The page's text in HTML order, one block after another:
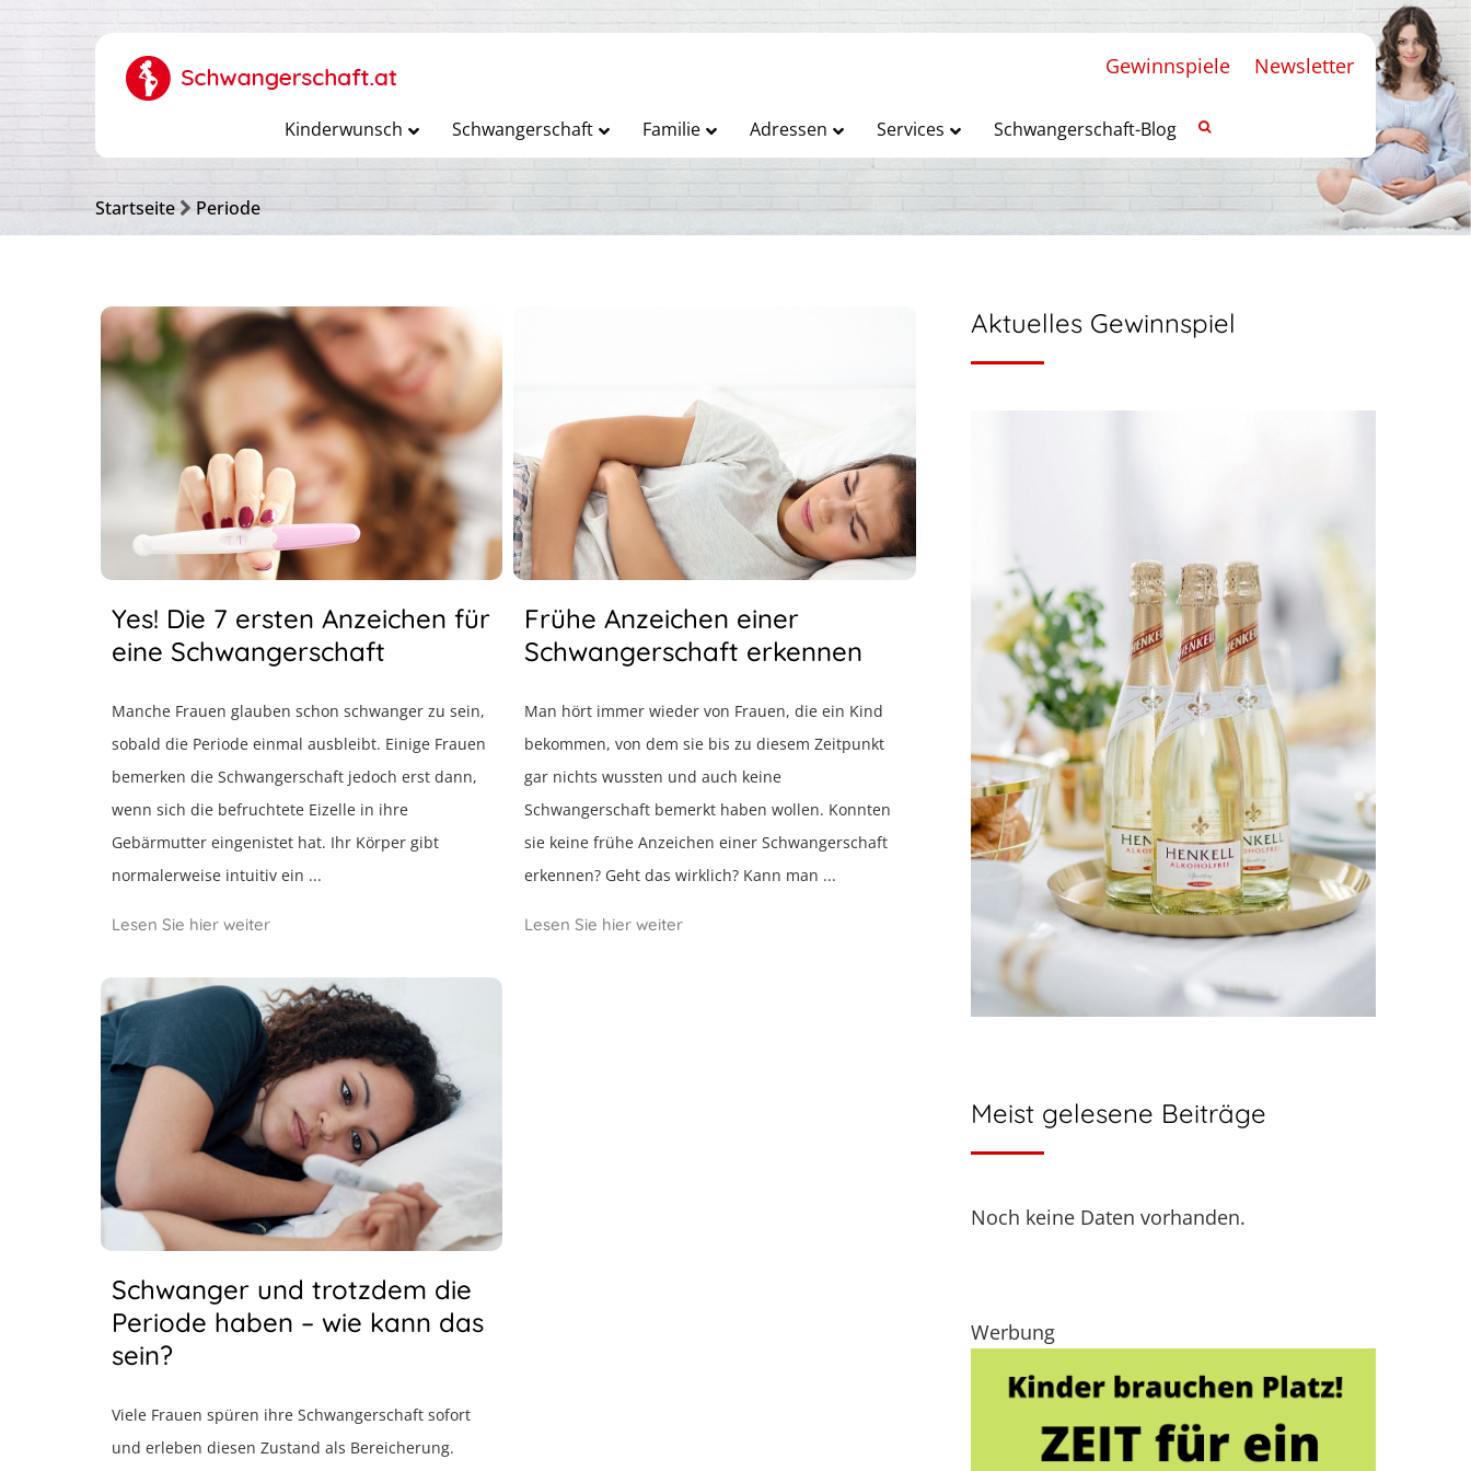
Gewinnspiele Newsletter
Kinderwunsch Schwangerschaft Familie Adressen Services Schwangerschaft-Blog
Startseite Periode
Yes! Die 7 ersten Anzeichen für
eine Schwangerschaft
Manche Frauen glauben schon schwanger zu sein,
sobald die Periode einmal ausbleibt. Einige Frauen
bemerken die Schwangerschaft jedoch erst dann,
wenn sich die befruchtete Eizelle in ihre
Gebärmutter eingenistet hat. Ihr Körper gibt
normalerweise intuitiv ein ...
Lesen Sie hier weiter
Frühe Anzeichen einer
Schwangerschaft erkennen
Man hört immer wieder von Frauen, die ein Kind
bekommen, von dem sie bis zu diesem Zeitpunkt
gar nichts wussten und auch keine
Schwangerschaft bemerkt haben wollen. Konnten
sie keine frühe Anzeichen einer Schwangerschaft
erkennen? Geht das wirklich? Kann man ...
Lesen Sie hier weiter
Schwanger und trotzdem die
Periode haben – wie kann das
sein?
Viele Frauen spüren ihre Schwangerschaft sofort
und erleben diesen Zustand als Bereicherung.
Aktuelles Gewinnspiel
Meist gelesene Beiträge
Noch keine Daten vorhanden.
Werbung